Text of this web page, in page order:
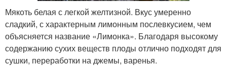
Мякоть белая с легкой желтизной. Вкус умеренно
сладкий, с характерным лимонным послевкусием, чем
объясняется название «Лимонка». Благодаря высокому
содержанию сухих веществ плоды отлично подходят для
сушки, переработки на джемы, варенья.